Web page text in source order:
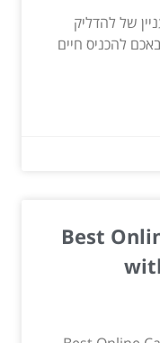
של להדליק
להכניס חיים
Best